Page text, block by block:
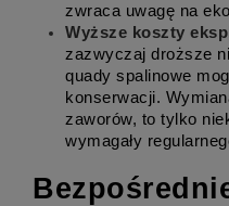
zwraca uwagę na
Wyższe koszty
zazwyczaj droższe
quady spalinowe
konserwacji.
zaworów, to tylko
wymagały